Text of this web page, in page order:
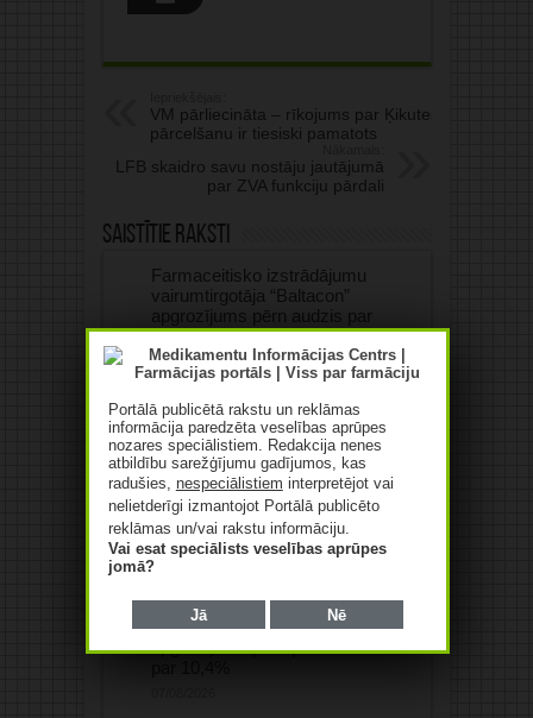
VM pārliecināta – rīkojums par Ķikutes
pārcelšanu ir tiesiski pamatots
LFB skaidro savu nostāju jautājumā
par ZVA funkciju pārdali
Saistītie raksti
Farmaceitisko izstrādājumu
vairumtirgotāja “Baltacon”
apgrozījums pērn audzis par
84,4%
07/08/2026
“Saules aptiekas”
apgrozījums pērn pieaudzis
Portālā publicētā rakstu un reklāmas
informācija paredzēta veselības aprūpes
nozares speciālistiem. Redakcija nenes
atbildību sarežģījumu gadījumos, kas
radušies, nespeciālistiem interpretējot vai
nelietderīgi izmantojot Portālā publicēto
reklāmas un/vai rakstu informāciju.
Vai esat speciālists veselības aprūpes
jomā?
Jā Nē